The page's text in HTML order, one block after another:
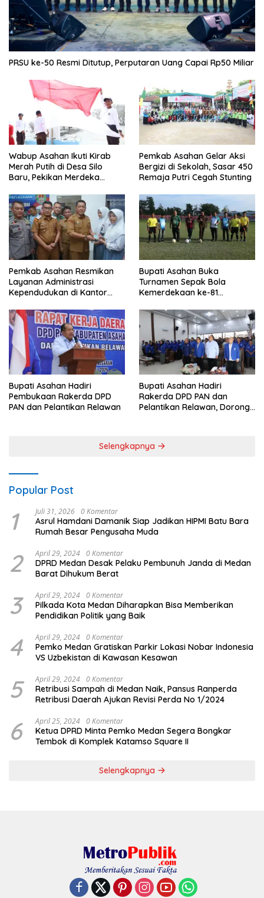
PRSU ke-50 Resmi Ditutup, Perputaran Uang Capai Rp50 Miliar
Wabup Asahan Ikuti Kirab
Merah Putih di Desa Silo
Baru, Pekikan Merdeka
Pemkab Asahan Gelar Aksi
Bergizi di Sekolah, Sasar 450
Remaja Putri Cegah Stunting
Pemkab Asahan Resmikan
Layanan Administrasi
Kependudukan di Kantor
Bupati Asahan Buka
Turnamen Sepak Bola
Kemerdekaan ke-81
0208/Asahan
Bupati Asahan Hadiri
Pembukaan Rakerda DPD
PAN dan Pelantikan Relawan
Bupati Asahan Hadiri
Rakerda DPD PAN dan
Pelantikan Relawan, Dorong
Selengkapnya
Popular Post
1 Juli 31, 2026 0 Komentar
Asrul Hamdani Damanik Siap Jadikan HIPMI Batu Bara
Rumah Besar Pengusaha Muda
2 April 29, 2024 0 Komentar
DPRD Medan Desak Pelaku Pembunuh Janda di Medan
Barat Dihukum Berat
3 April 29, 2024 0 Komentar
Pilkada Kota Medan Diharapkan Bisa Memberikan
Pendidikan Politik yang Baik
4 April 29, 2024 0 Komentar
Pemko Medan Gratiskan Parkir Lokasi Nobar Indonesia
VS Uzbekistan di Kawasan Kesawan
5 April 29, 2024 0 Komentar
Retribusi Sampah di Medan Naik, Pansus Ranperda
Retribusi Daerah Ajukan Revisi Perda No 1/2024
6 April 25, 2024 0 Komentar
Ketua DPRD Minta Pemko Medan Segera Bongkar
Tembok di Komplek Katamso Square II
Selengkapnya